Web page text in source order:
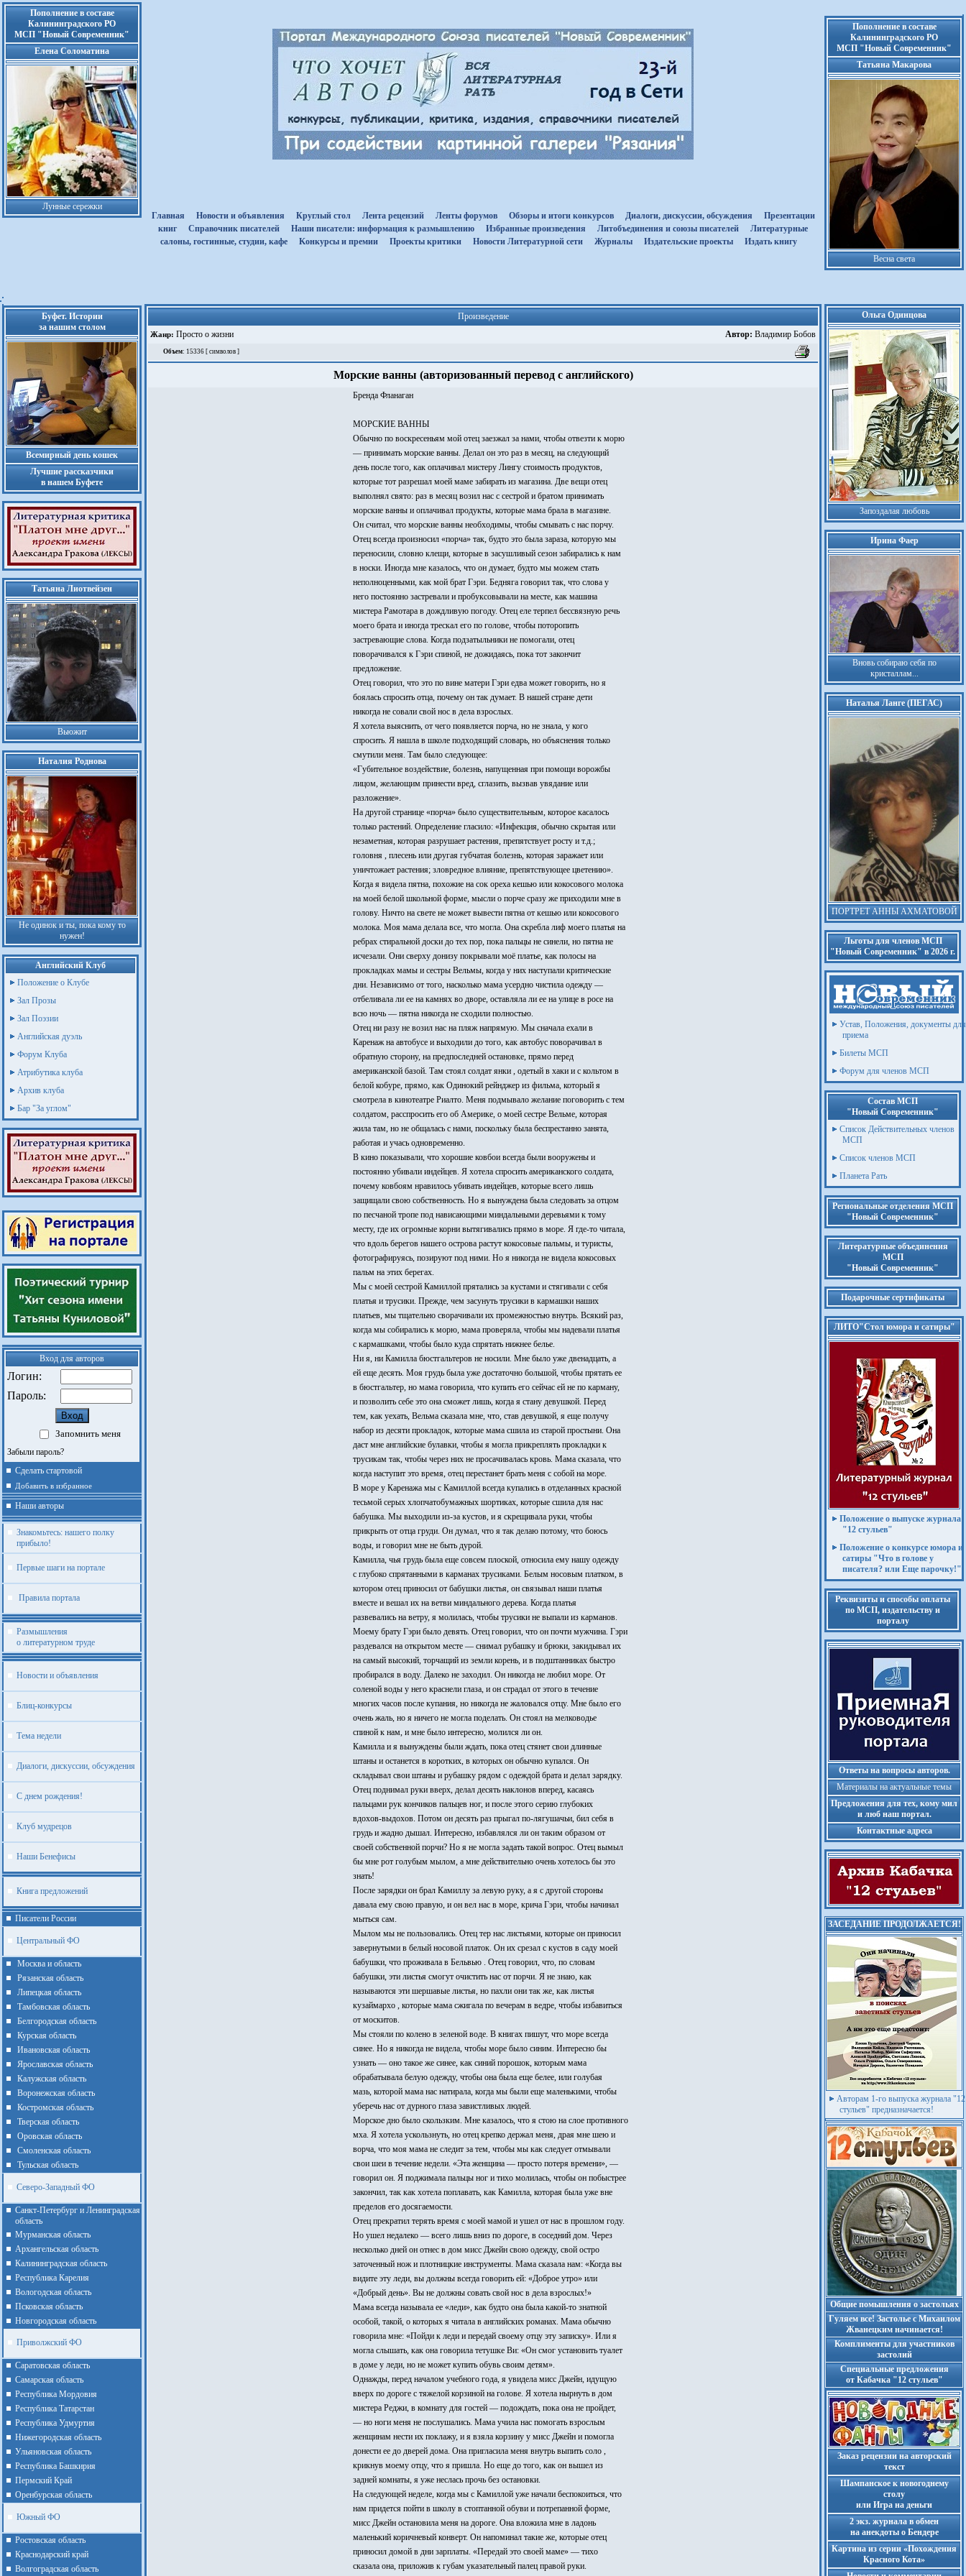
Пополнение в составе
Калининградского РО
МСП "Новый Современник"
Елена Соломатина
Лунные сережки
Главная
Новости и объявления Круглый стол Лента рецензий Ленты форумов Обзоры и итоги конкурсов Диалоги, дискуссии, обсуждения
Презентации
книг
Cправочник писателей Наши писатели: информация к размышлению Избранные произведения Литобъединения и союзы писателей
Литературные
салоны, гостинные, студии, кафе
Kонкурсы и премии Проекты критики Новости Литературной сети Журналы Издательские проекты Издать книгу
Пополнение в составе
Калининградского РО
МСП "Новый Современник"
Татьяна Макарова
Весна света
Буфет. Истории
за нашим столом
Всемирный день кошек
Лучшие рассказчики
в нашем Буфете
Татьяна Лиотвейзен
Вьюжит
Наталия Роднова
Не одинок и ты, пока кому то
нужен!
Английский Клуб
Положение о Клубе
Зал Прозы
Зал Поэзии
Английская дуэль
Форум Клуба
Атрибутика клуба
Архив клуба
Бар "За углом"
Вход для авторов
Логин:
Пароль:
Запомнить меня
Забыли пароль?
Сделать стартовой
Добавить в избранное
Наши авторы
Знакомьтесь: нашего полку
прибыло!
Первые шаги на портале
Правила портала
Размышления
о литературном труде
Новости и объявления
Блиц-конкурсы
Тема недели
Диалоги, дискуссии, обсуждения
С днем рождения!
Клуб мудрецов
Наши Бенефисы
Книга предложений
Писатели России
Центральный ФО
Москва и область
Рязанская область
Липецкая область
Тамбовская область
Белгородская область
Курская область
Ивановская область
Ярославская область
Калужская область
Воронежская область
Костромская область
Тверская область
Оровская область
Смоленская область
Тульская область
Северо-Западный ФО
Санкт-Петербург и Ленинградская
область
Мурманская область
Архангельская область
Калининградская область
Республика Карелия
Вологодская область
Псковская область
Новгородская область
Приволжский ФО
Cаратовская область
Cамарская область
Республика Мордовия
Республика Татарстан
Республика Удмуртия
Нижегородская область
Ульяновская область
Республика Башкирия
Пермский Край
Оренбурская область
Южный ФО
Ростовская область
Краснодарский край
Волгоградская область
Произведение
Жанр: Просто о жизни Автор: Владимир Бобов
Объем: 15336 [ символов ]
Морские ванны (авторизованный перевод с английского)
Бренда Фланаган
МОРСКИЕ ВАННЫ
Обычно по воскресеньям мой отец заезжал за нами, чтобы отвезти к морю
— принимать морские ванны. Делал он это раз в месяц, на следующий
день после того, как оплачивал мистеру Лингу стоимость продуктов,
которые тот разрешал моей маме забирать из магазина. Две вещи отец
выполнял свято: раз в месяц возил нас с сестрой и братом принимать
морские ванны и оплачивал продукты, которые мама брала в магазине.
Он считал, что морские ванны необходимы, чтобы смывать с нас порчу.
Отец всегда произносил «порча» так, будто это была зараза, которую мы
переносили, словно клещи, которые в засушливый сезон забирались к нам
в носки. Иногда мне казалось, что он думает, будто мы можем стать
неполноценными, как мой брат Гэри. Бедняга говорил так, что слова у
него постоянно застревали и пробуксовывали на месте, как машина
мистера Рамотара в дождливую погоду. Отец еле терпел бессвязную речь
моего брата и иногда трескал его по голове, чтобы поторопить
застревающие слова. Когда подзатыльники не помогали, отец
поворачивался к Гэри спиной, не дожидаясь, пока тот закончит
предложение.
Отец говорил, что это по вине матери Гэри едва может говорить, но я
боялась спросить отца, почему он так думает. В нашей стране дети
никогда не совали свой нос в дела взрослых.
Я хотела выяснить, от чего появляется порча, но не знала, у кого
спросить. Я нашла в школе подходящий словарь, но объяснения только
смутили меня. Там было следующее:
«Губительное воздействие, болезнь, напущенная при помощи ворожбы
лицом, желающим принести вред, сглазить, вызвав увядание или
разложение».
На другой странице «порча» было существительным, которое касалось
только растений. Определение гласило: «Инфекция, обычно скрытая или
незаметная, которая разрушает растения, препятствует росту и т.д.;
головня , плесень или другая губчатая болезнь, которая заражает или
уничтожает растения; зловредное влияние, препятствующее цветению».
Когда я видела пятна, похожие на сок ореха кешью или кокосового молока
на моей белой школьной форме, мысли о порче сразу же приходили мне в
голову. Ничто на свете не может вывести пятна от кешью или кокосового
молока. Моя мама делала все, что могла. Она скребла лиф моего платья на
ребрах стиральной доски до тех пор, пока пальцы не синели, но пятна не
исчезали. Они сверху донизу покрывали моё платье, как полосы на
прокладках мамы и сестры Вельмы, когда у них наступали критические
дни. Независимо от того, насколько мама усердно чистила одежду —
отбеливала ли ее на камнях во дворе, оставляла ли ее на улице в росе на
всю ночь — пятна никогда не сходили полностью.
Отец ни разу не возил нас на пляж напрямую. Мы сначала ехали в
Каренаж на автобусе и выходили до того, как автобус поворачивал в
обратную сторону, на предпоследней остановке, прямо перед
американской базой. Там стоял солдат янки , одетый в хаки и с кольтом в
белой кобуре, прямо, как Одинокий рейнджер из фильма, который я
смотрела в кинотеатре Риалто. Меня подмывало желание поговорить с тем
солдатом, расспросить его об Америке, о моей сестре Вельме, которая
жила там, но не общалась с нами, поскольку была беспрестанно занята,
работая и учась одновременно.
В кино показывали, что хорошие ковбои всегда были вооружены и
постоянно убивали индейцев. Я хотела спросить американского солдата,
почему ковбоям нравилось убивать индейцев, которые всего лишь
защищали свою собственность. Но я вынуждена была следовать за отцом
по песчаной тропе под нависающими миндальными деревьями к тому
месту, где их огромные корни вытягивались прямо в море. Я где-то читала,
что вдоль берегов нашего острова растут кокосовые пальмы, и туристы,
фотографируясь, позируют под ними. Но я никогда не видела кокосовых
пальм на этих берегах.
Мы с моей сестрой Камиллой прятались за кустами и стягивали с себя
платья и трусики. Прежде, чем засунуть трусики в кармашки наших
платьев, мы тщательно сворачивали их промежностью внутрь. Всякий раз,
когда мы собирались к морю, мама проверяла, чтобы мы надевали платья
с кармашками, чтобы было куда спрятать нижнее белье.
Ни я, ни Камилла бюстгальтеров не носили. Мне было уже двенадцать, а
ей еще десять. Моя грудь была уже достаточно большой, чтобы прятать ее
в бюстгальтер, но мама говорила, что купить его сейчас ей не по карману,
и позволить себе это она сможет лишь, когда я стану девушкой. Перед
тем, как уехать, Вельма сказала мне, что, став девушкой, я еще получу
набор из десяти прокладок, которые мама сшила из старой простыни. Она
даст мне английские булавки, чтобы я могла прикреплять прокладки к
трусикам так, чтобы через них не просачивалась кровь. Мама сказала, что
когда наступит это время, отец перестанет брать меня с собой на море.
В море у Каренажа мы с Камиллой всегда купались в отделанных красной
тесьмой серых хлопчатобумажных шортиках, которые сшила для нас
бабушка. Мы выходили из-за кустов, и я скрещивала руки, чтобы
прикрыть от отца груди. Он думал, что я так делаю потому, что боюсь
воды, и говорил мне не быть дурой.
Камилла, чья грудь была еще совсем плоской, относила ему нашу одежду
с глубоко спрятанными в карманах трусиками. Белым носовым платком, в
котором отец приносил от бабушки листья, он связывал наши платья
вместе и вешал их на ветви миндального дерева. Когда платья
развевались на ветру, я молилась, чтобы трусики не выпали из карманов.
Моему брату Гэри было девять. Отец говорил, что он почти мужчина. Гэри
раздевался на открытом месте — снимал рубашку и брюки, закидывал их
на самый высокий, торчащий из земли корень, и в подштанниках быстро
пробирался в воду. Далеко не заходил. Он никогда не любил море. От
соленой воды у него краснели глаза, и он страдал от этого в течение
многих часов после купания, но никогда не жаловался отцу. Мне было его
очень жаль, но я ничего не могла поделать. Он стоял на мелководье
спиной к нам, и мне было интересно, молился ли он.
Камилла и я вынуждены были ждать, пока отец стянет свои длинные
штаны и останется в коротких, в которых он обычно купался. Он
складывал свои штаны и рубашку рядом с одеждой брата и делал зарядку.
Отец поднимал руки вверх, делал десять наклонов вперед, касаясь
пальцами рук кончиков пальцев ног, и после этого серию глубоких
вдохов-выдохов. Потом он десять раз прыгал по-лягушачьи, бил себя в
грудь и жадно дышал. Интересно, избавлялся ли он таким образом от
своей собственной порчи? Но я не могла задать такой вопрос. Отец вымыл
бы мне рот голубым мылом, а мне действительно очень хотелось бы это
знать!
После зарядки он брал Камиллу за левую руку, а я с другой стороны
давала ему свою правую, и он вел нас в море, крича Гэри, чтобы начинал
мыться сам.
Мылом мы не пользовались. Отец тер нас листьями, которые он приносил
завернутыми в белый носовой платок. Он их срезал с кустов в саду моей
бабушки, что проживала в Бельвью . Отец говорил, что, по словам
бабушки, эти листья смогут очистить нас от порчи. Я не знаю, как
называются эти шершавые листья, но пахли они так же, как листья
кузаймархо , которые мама сжигала по вечерам в ведре, чтобы избавиться
от москитов.
Мы стояли по колено в зеленой воде. В книгах пишут, что море всегда
синее. Но я никогда не видела, чтобы море было синим. Интересно бы
узнать — оно такое же синее, как синий порошок, которым мама
обрабатывала белую одежду, чтобы она была еще белее, или голубая
мазь, которой мама нас натирала, когда мы были еще маленькими, чтобы
уберечь нас от дурного глаза завистливых людей.
Морское дно было скользким. Мне казалось, что я стою на слое противного
мха. Я хотела ускользнуть, но отец крепко держал меня, драя мне шею и
ворча, что моя мама не следит за тем, чтобы мы как следует отмывали
свои шеи в течение недели. «Эта женщина — просто потеря времени», —
говорил он. Я поджимала пальцы ног и тихо молилась, чтобы он побыстрее
закончил, так как хотела поплавать, как Камилла, которая была уже вне
пределов его досягаемости.
Отец прекратил терять время с моей мамой и ушел от нас в прошлом году.
Но ушел недалеко — всего лишь вниз по дороге, в соседний дом. Через
несколько дней он отнес в дом мисс Джейн свою одежду, свой остро
заточенный нож и плотницкие инструменты. Мама сказала нам: «Когда вы
видите эту леди, вы должны всегда говорить ей: «Доброе утро» или
«Добрый день». Вы не должны совать свой нос в дела взрослых!»
Мама всегда называла ее «леди», как будто она была какой-то знатной
особой, такой, о которых я читала в английских романах. Мама обычно
говорила мне: «Пойди к леди и передай своему отцу эту записку». Или я
могла слышать, как она говорила тетушке Ви: «Он смог установить туалет
в доме у леди, но не может купить обувь своим детям».
Однажды, перед началом учебного года, я увидела мисс Джейн, идущую
вверх по дороге с тяжелой корзиной на голове. Я хотела нырнуть в дом
мистера Реджи, в комнату для гостей — подождать, пока она не пройдет,
— но ноги меня не послушались. Мама учила нас помогать взрослым
женщинам нести их поклажу, и я взяла корзину у мисс Джейн и помогла
донести ее до дверей дома. Она пригласила меня внутрь выпить соло ,
крикнув моему отцу, что я пришла. Но еще до того, как он вышел из
задней комнаты, я уже неслась прочь без остановки.
На следующей неделе, когда мы с Камиллой уже начали беспокоиться, что
нам придется пойти в школу в стоптанной обуви и потрепанной форме,
мисс Джейн остановила меня на дороге. Она вложила мне в ладонь
маленький коричневый конверт. Он напоминал такие же, которые отец
приносил домой в дни зарплаты. «Передай это своей маме» — тихо
сказала она, приложив к губам указательный палец правой руки.
Ольга Одинцова
Запоздалая любовь
Ирина Фаер
Вновь собираю себя по
кристаллам...
Наталья Ланге (ПЕГАС)
ПОРТРЕТ АННЫ АХМАТОВОЙ
Льготы для членов МСП
"Новый Современник" в 2026 г.
Устав, Положения, документы для
приема
Билеты МСП
Форум для членов МСП
Состав МСП
"Новый Современник"
Список Действительных членов
МСП
Список членов МСП
Планета Рать
Региональные отделения МСП
"Новый Современник"
Литературные объединения
МСП
"Новый Современник"
Подарочные сертификаты
ЛИТО"Стол юмора и сатиры"
Положение о выпуске журнала
"12 стульев"
Положение о конкурсе юмора и
сатиры "Что в голове у
писателя? или Еще парочку!"
Реквизиты и способы оплаты
по МСП, издательству и
порталу
Ответы на вопросы авторов.
Материалы на актуальные темы
Предложения для тех, кому мил
и люб наш портал.
Контактные адреса
ЗАСЕДАНИЕ ПРОДОЛЖАЕТСЯ!
Авторам 1-го выпуска журнала "12
стульев" предназначается!
Общие помышления о застольях
Гуляем все! Застолье с Михаилом
Жванецким начинается!
Комплименты для участников
застолий
Cпециальные предложения
от Кабачка "12 стульев"
Заказ рецензии на авторский
текст
Шампанское к новогоднему
столу
или Игра на деньги
2 экз. журнала в обмен
на анекдоты о Бендере
Картина из серии «Похождения
Красного Кота»